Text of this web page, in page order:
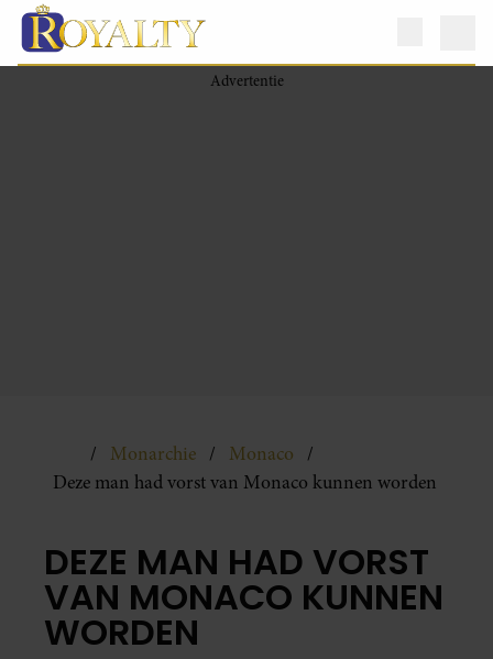
Monarchie
Monaco
Deze man had vorst van Monaco kunnen worden
DEZE MAN HAD VORST
VAN MONACO KUNNEN
WORDEN